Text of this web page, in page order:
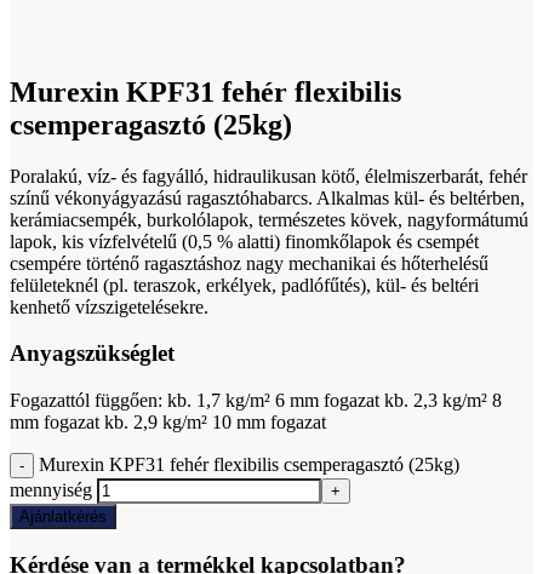
Murexin KPF31 fehér flexibilis
csemperagasztó (25kg)
Poralakú, víz- és fagyálló, hidraulikusan kötő, élelmiszerbarát, fehér
színű vékonyágyazású ragasztóhabarcs. Alkalmas kül- és beltérben,
kerámiacsempék, burkolólapok, természetes kövek, nagyformátumú
lapok, kis vízfelvételű (0,5 % alatti) finomkőlapok és csempét
csempére történő ragasztáshoz nagy mechanikai és hőterhelésű
felületeknél (pl. teraszok, erkélyek, padlófűtés), kül- és beltéri
kenhető vízszigetelésekre.
Anyagszükséglet
Fogazattól függően: kb. 1,7 kg/m² 6 mm fogazat kb. 2,3 kg/m² 8
mm fogazat kb. 2,9 kg/m² 10 mm fogazat
Murexin KPF31 fehér flexibilis csemperagasztó (25kg)
mennyiség
Ajánlatkérés
Kérdése van a termékkel kapcsolatban?